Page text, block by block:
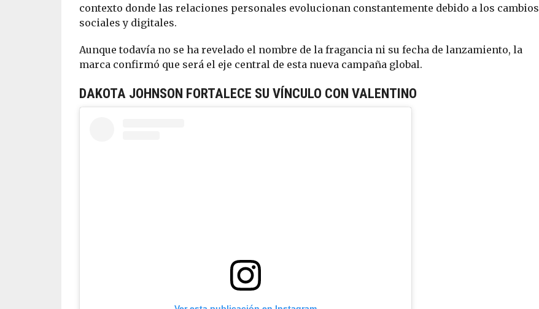
contexto donde las relaciones personales evolucionan constantemente debido a los cambios
sociales y digitales.
Aunque todavía no se ha revelado el nombre de la fragancia ni su fecha de lanzamiento, la
marca confirmó que será el eje central de esta nueva campaña global.
DAKOTA JOHNSON FORTALECE SU VÍNCULO CON VALENTINO